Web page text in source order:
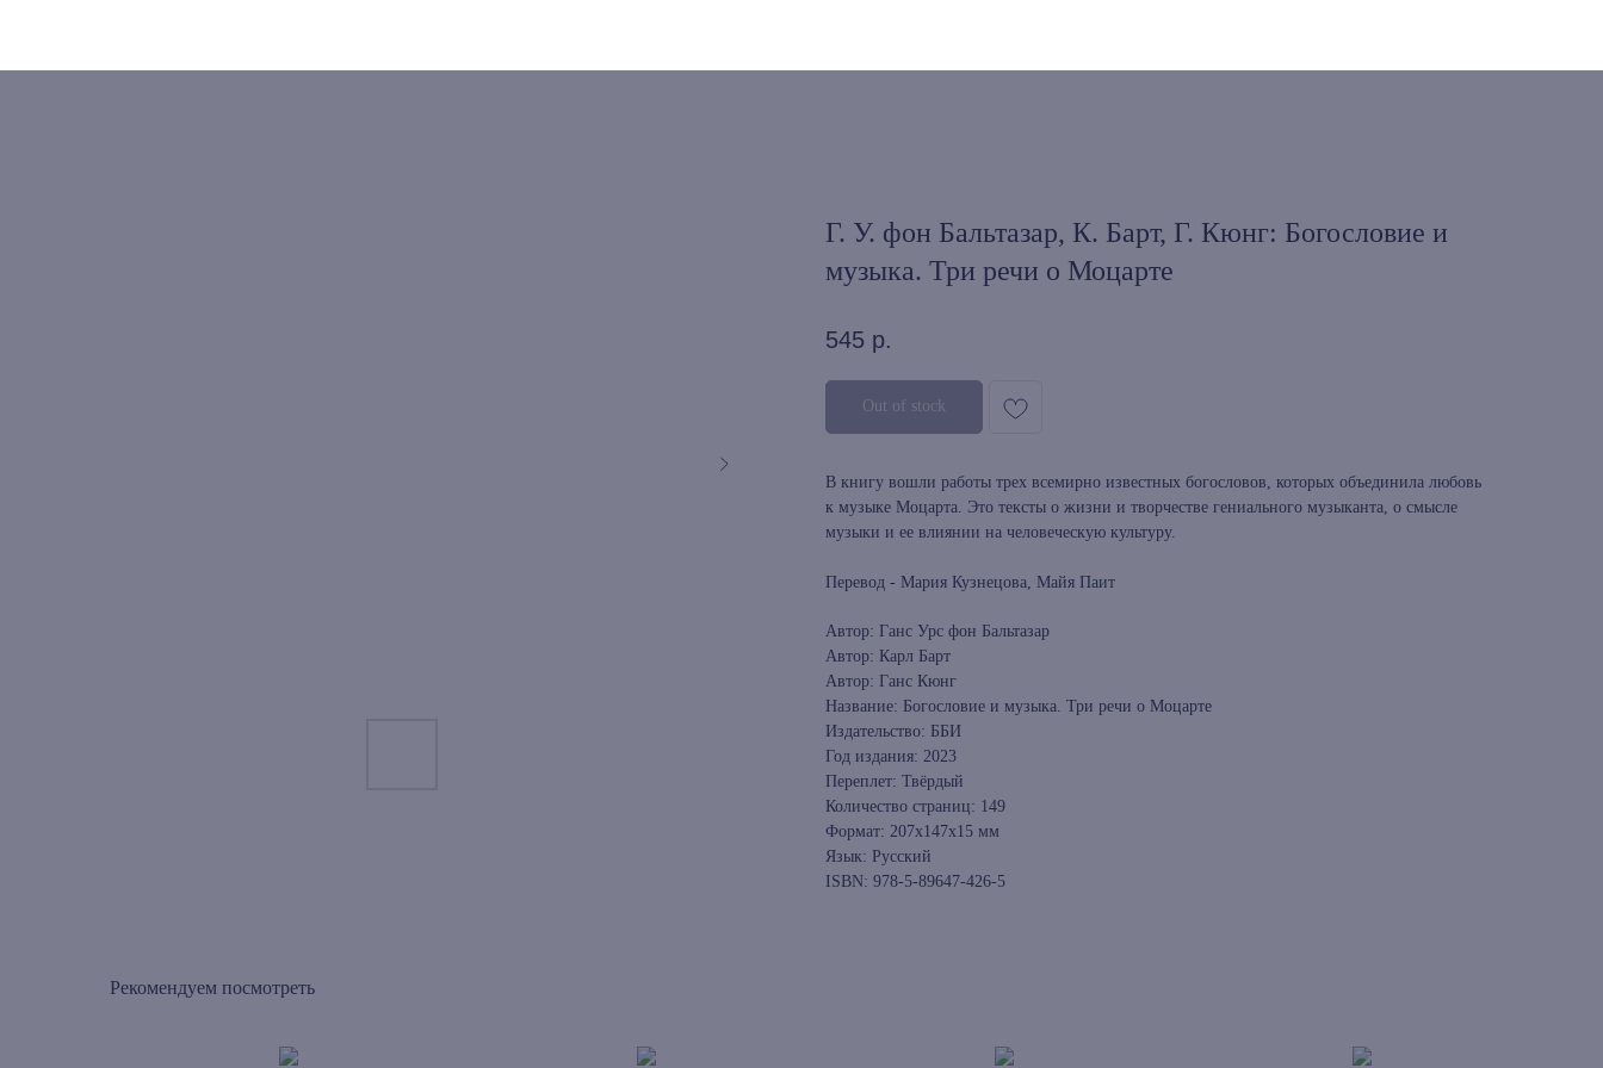
Г. У. фон Бальтазар, К. Барт, Г. Кюнг: Богословие и
музыка. Три речи о Моцарте
545 р.
Out of stock
В книгу вошли работы трех всемирно известных богословов, которых объединила любовь
к музыке Моцарта. Это тексты о жизни и творчестве гениального музыканта, о смысле
музыки и ее влиянии на человеческую культуру.
Перевод - Мария Кузнецова, Майя Паит
Автор: Ганс Урс фон Бальтазар
Автор: Карл Барт
Автор: Ганс Кюнг
Название: Богословие и музыка. Три речи о Моцарте
Издательство: ББИ
Год издания: 2023
Переплет: Твёрдый
Количество страниц: 149
Формат: 207x147x15 мм
Язык: Русский
ISBN: 978-5-89647-426-5
Рекомендуем посмотреть